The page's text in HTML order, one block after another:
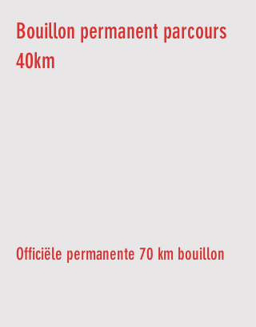
Bouillon permanent parcours
40km
Officiële permanente 70 km bouillon